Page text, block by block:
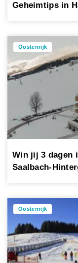
Geheimtips in
Oostenrijk
Win jij 3 dagen
Saalbach-
Oostenrijk